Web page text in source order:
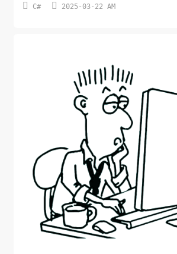
static void Main(string[] args) { string
 C#  2025-03-22 AM